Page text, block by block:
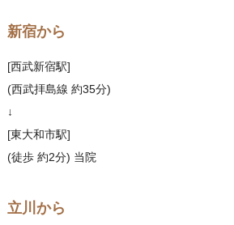
新宿から
[西武新宿駅]
(西武拝島線 約35分)
↓
[東大和市駅]
(徒歩 約2分) 当院
立川から